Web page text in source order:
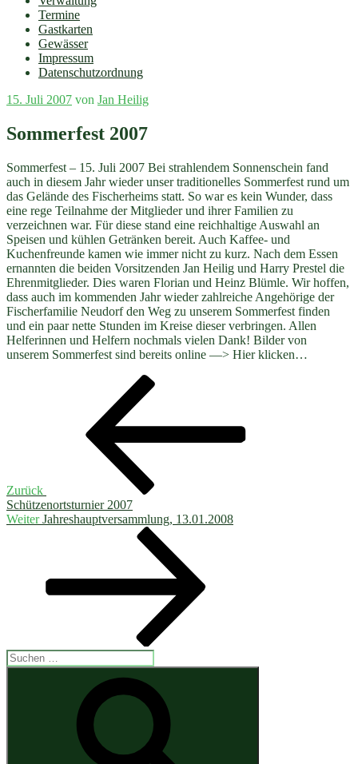
Termine
Gastkarten
Gewässer
Impressum
Datenschutzordnung
Veröffentlicht
15. Juli 2007 von Jan Heilig
Sommerfest 2007
Sommerfest – 15. Juli 2007 Bei strahlendem Sonnenschein fand
auch in diesem Jahr wieder unser traditionelles Sommerfest rund um
das Gelände des Fischerheims statt. So war es kein Wunder, dass
eine rege Teilnahme der Mitglieder und ihrer Familien zu
verzeichnen war. Für diese stand eine reichhaltige Auswahl an
Speisen und kühlen Getränken bereit. Auch Kaffee- und
Kuchenfreunde kamen wie immer nicht zu kurz. Nach dem Essen
ernannten die beiden Vorsitzenden Jan Heilig und Harry Prestel die
Ehrenmitglieder. Dies waren Florian und Heinz Blümle. Wir hoffen,
dass auch im kommenden Jahr wieder zahlreiche Angehörige der
Fischerfamilie Neudorf den Weg zu unserem Sommerfest finden
und ein paar nette Stunden im Kreise dieser verbringen. Allen
Helferinnen und Helfern nochmals vielen Dank! Bilder von
unserem Sommerfest sind bereits online —> Hier klicken…
Beitragsnavigation
Zurück
Schützenortsturnier 2007
Nächster
Weiter Jahreshauptversammlung, 13.01.2008
Suchen
nach: